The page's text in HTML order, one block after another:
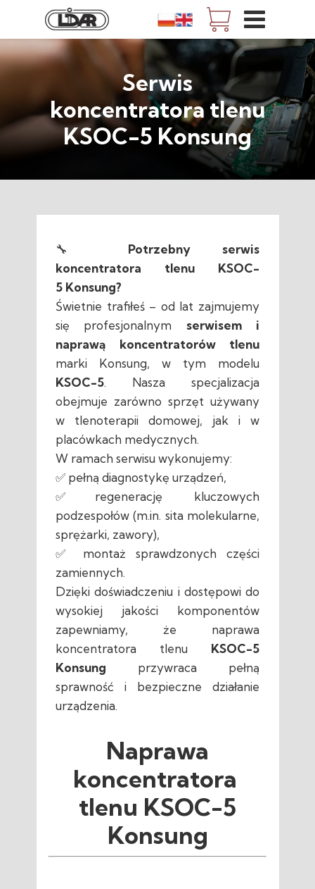
Serwis
koncentratora tlenu
KSOC-5 Konsung
🔧 Potrzebny serwis
koncentratora tlenu KSOC-
5 Konsung?
Świetnie trafiłeś – od lat zajmujemy
się profesjonalnym serwisem i
naprawą koncentratorów tlenu
marki Konsung, w tym modelu
KSOC-5. Nasza specjalizacja
obejmuje zarówno sprzęt używany
w tlenoterapii domowej, jak i w
placówkach medycznych.
W ramach serwisu wykonujemy:
✅ pełną diagnostykę urządzeń,
✅regenerację kluczowych
podzespołów (m.in. sita molekularne,
sprężarki, zawory),
✅ montaż sprawdzonych części
zamiennych.
Dzięki doświadczeniu i dostępowi do
wysokiej jakości komponentów
zapewniamy, że naprawa
koncentratora tlenu KSOC-5
Konsung przywraca pełną
sprawność i bezpieczne działanie
urządzenia.
Naprawa
koncentratora
tlenu KSOC-5
Konsung